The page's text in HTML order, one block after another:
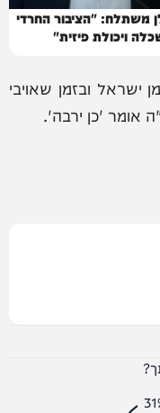
משתלח: "הציבור החרדי
ויכולת פיזית"
ובזמן שאויבי
אומר 'כן ירבה'.